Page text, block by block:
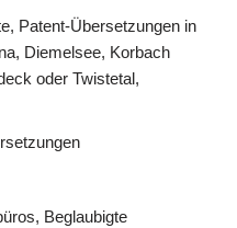
Patent-Übersetzungen in
Diemelsee, Korbach
oder Twistetal,
Beglaubigte